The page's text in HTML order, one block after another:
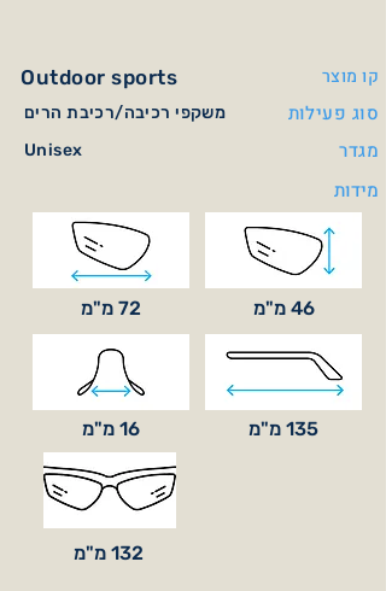
Outdoor sports קו מוצר
משקפי רכיבה/רכיבת הרים סוג פעילות
Unisex
מגדר
מידות
72 מ"מ 46 מ"מ
16 מ"מ 135 מ"מ
132 מ"מ